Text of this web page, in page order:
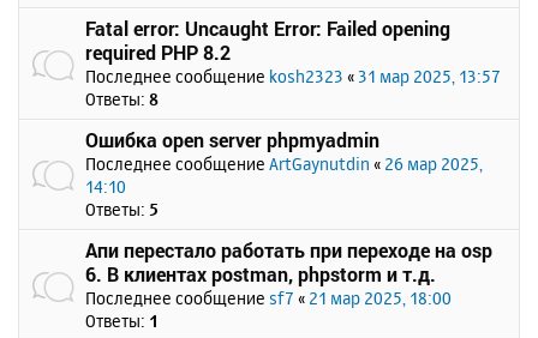
Fatal error: Uncaught Error: Failed opening
required PHP 8.2
Последнее сообщение kosh2323 « 31 мар 2025, 13:57
Ответы: 8
Ошибка open server phpmyadmin
Последнее сообщение ArtGaynutdin « 26 мар 2025,
14:10
Ответы: 5
Апи перестало работать при переходе на osp
6. В клиентах postman, phpstorm и т.д.
Последнее сообщение sf7 « 21 мар 2025, 18:00
Ответы: 1